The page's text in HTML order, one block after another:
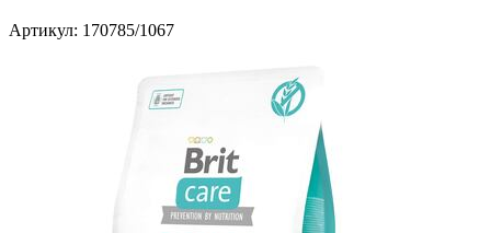
Артикул: 170785/1067